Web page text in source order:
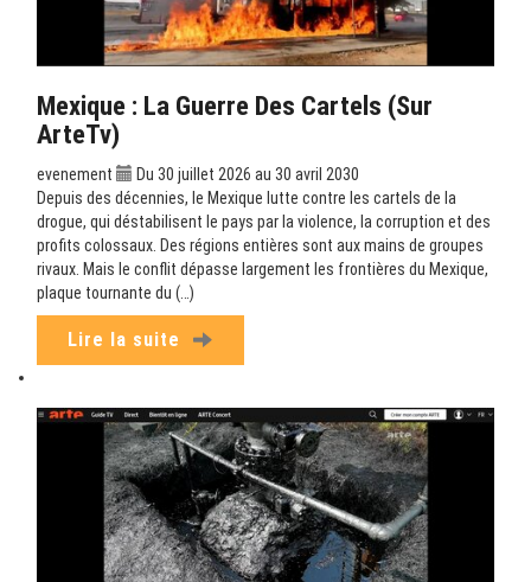
Mexique : La Guerre Des Cartels (sur
ArteTv)
evenement
Du 30 juillet 2026 au 30 avril 2030
Depuis des décennies, le Mexique lutte contre les cartels de la
drogue, qui déstabilisent le pays par la violence, la corruption et des
profits colossaux. Des régions entières sont aux mains de groupes
rivaux. Mais le conflit dépasse largement les frontières du Mexique,
plaque tournante du (…)
Lire la suite